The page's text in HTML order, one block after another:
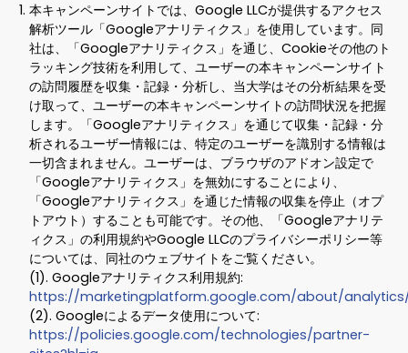
本キャンペーンサイトでは、Google LLCが提供するアクセス
解析ツール「Googleアナリティクス」を使用しています。同
社は、「Googleアナリティクス」を通じ、Cookieその他のト
ラッキング技術を利用して、ユーザーの本キャンペーンサイト
の訪問履歴を収集・記録・分析し、当大学はその分析結果を受
け取って、ユーザーの本キャンペーンサイトの訪問状況を把握
します。「Googleアナリティクス」を通じて収集・記録・分
析されるユーザー情報には、特定のユーザーを識別する情報は
一切含まれません。ユーザーは、ブラウザのアドオン設定で
「Googleアナリティクス」を無効にすることにより、
「Googleアナリティクス」を通じた情報の収集を停止（オプ
トアウト）することも可能です。その他、「Googleアナリテ
ィクス」の利用規約やGoogle LLCのプライバシーポリシー等
については、同社のウェブサイトをご覧ください。
(1). Googleアナリティクス利用規約:
https://marketingplatform.google.com/about/
(2). Googleによるデータ使用について:
https://policies.google.com/technologies/partner-